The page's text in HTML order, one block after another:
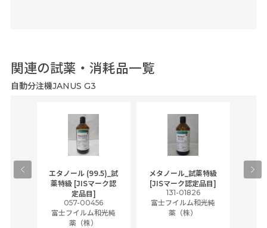
関連の試薬・消耗品一覧
自動分注機JANUS G3
エタノール (99.5)_試
薬特級 [JISマーク認
定品目]
057-00456
富士フイルム和光純
薬（株）
メタノール_試薬特級
[JISマーク認定品目]
131-01826
富士フイルム和光純
薬（株）
ア